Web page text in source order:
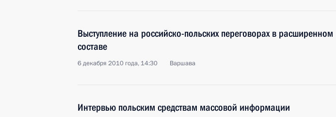
Выступление на российско-польских переговорах в расширенном
составе
6 декабря 2010 года, 14:30 Варшава
Интервью польским средствам массовой информации